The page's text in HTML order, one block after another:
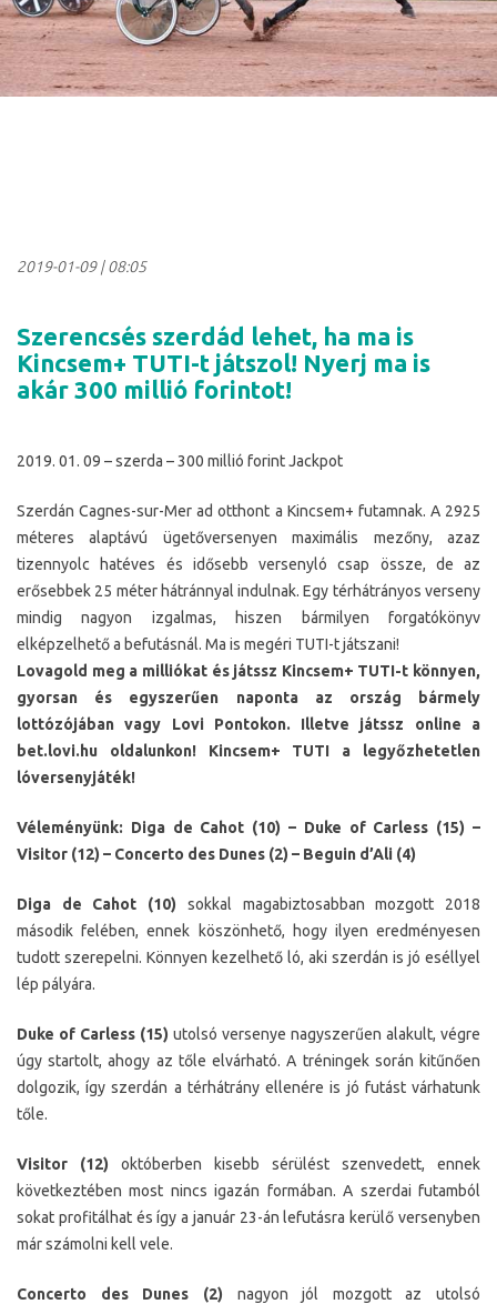
2019-01-09|08:05
Szerencsés szerdád lehet, ha ma is
Kincsem+ TUTI-t játszol! Nyerj ma is
akár 300 millió forintot!
2019. 01. 09 – szerda – 300 millió forint Jackpot
Szerdán Cagnes-sur-Mer ad otthont a Kincsem+ futamnak. A 2925
méteres alaptávú ügetőversenyen maximális mezőny, azaz
tizennyolc hatéves és idősebb versenyló csap össze, de az
erősebbek 25 méter hátránnyal indulnak. Egy térhátrányos verseny
mindig nagyon izgalmas, hiszen bármilyen forgatókönyv
elképzelhető a befutásnál. Ma is megéri TUTI-t játszani!
Lovagold meg a milliókat és játssz Kincsem+ TUTI-t könnyen,
gyorsan és egyszerűen naponta az ország bármely
lottózójában vagy Lovi Pontokon. Illetve játssz online a
bet.lovi.hu oldalunkon! Kincsem+ TUTI a legyőzhetetlen
lóversenyjáték!
Véleményünk: Diga de Cahot (10) – Duke of Carless (15) –
Visitor (12) – Concerto des Dunes (2) – Beguin d’Ali (4)
Diga de Cahot (10) sokkal magabiztosabban mozgott 2018
második felében, ennek köszönhető, hogy ilyen eredményesen
tudott szerepelni. Könnyen kezelhető ló, aki szerdán is jó eséllyel
lép pályára.
Duke of Carless (15) utolsó versenye nagyszerűen alakult, végre
úgy startolt, ahogy az tőle elvárható. A tréningek során kitűnően
dolgozik, így szerdán a térhátrány ellenére is jó futást várhatunk
tőle.
Visitor (12) októberben kisebb sérülést szenvedett, ennek
következtében most nincs igazán formában. A szerdai futamból
sokat profitálhat és így a január 23-án lefutásra kerülő versenyben
már számolni kell vele.
Concerto des Dunes (2) nagyon jól mozgott az utolsó